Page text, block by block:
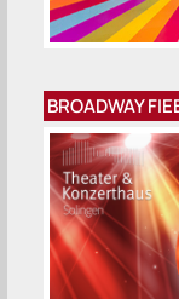
BROADWAY